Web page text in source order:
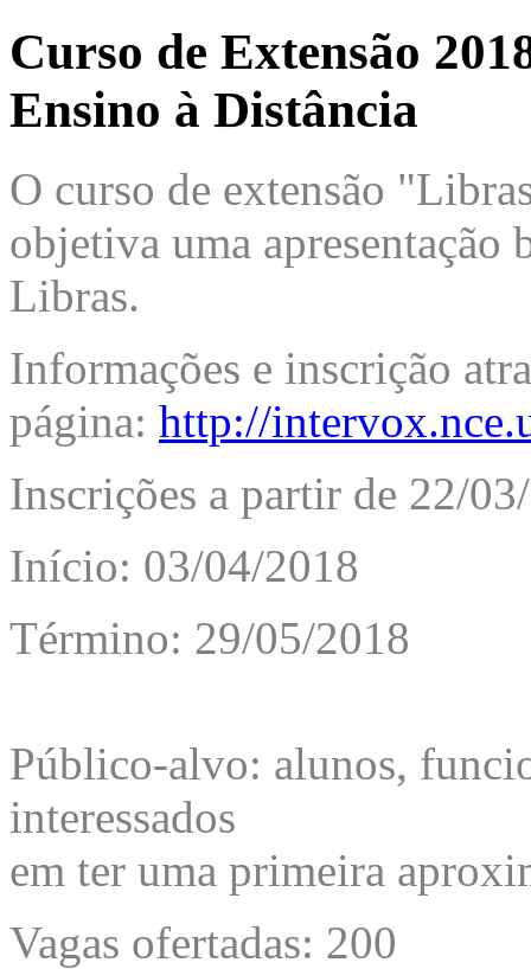
Curso de Extensão
Ensino à Distância
O curso de extensão
objetiva uma apresentação
Libras.
Informações e inscrição
página: http://
Inscrições a partir de 22/
Início: 03/04/2018
Término: 29/05/2018
Público-alvo: alunos,
interessados
em ter uma primeira
Vagas ofertadas: 200